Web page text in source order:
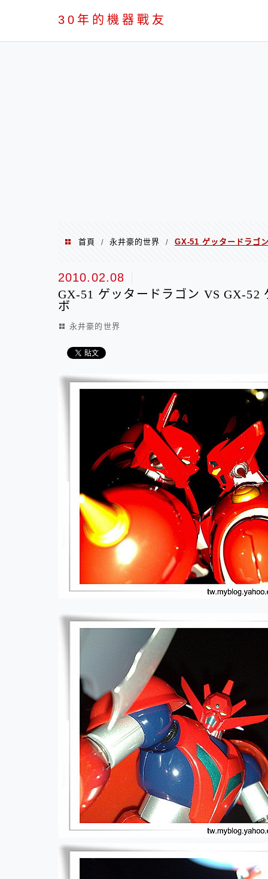
30年的機器戰友
首頁 / 永井豪的世界 / GX-51 ゲッタードラゴ
2010.02.08
GX-51 ゲッタードラゴン VS GX-52
ボ
永井豪的世界